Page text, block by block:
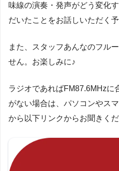
味線の演奏・発声がどう変化
だいたことをお話しいただく予
また、スタッフあんなのフル
せん。お楽しみに♪
ラジオであればFM87.6MHzに
がない場合は、パソコンやス
から以下リンクからお聞きくだ